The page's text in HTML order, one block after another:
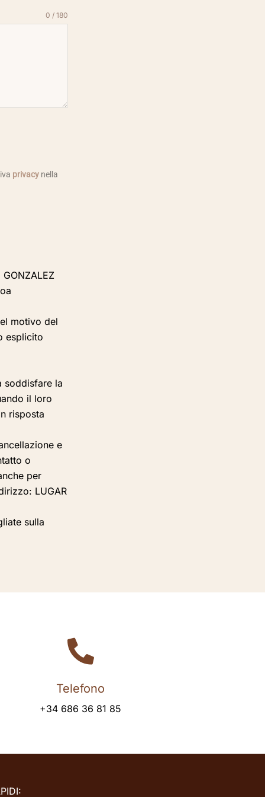
0 / 180
privacy nella
motivo del
esplicito
soddisfare la
il loro
risposta
e
o
per
LUGAR
sulla

Telefono
+34 686 36 81 85